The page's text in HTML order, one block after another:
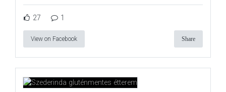
27 1
View on Facebook Share